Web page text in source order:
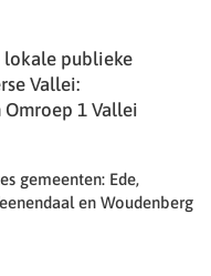
lokale publieke
Vallei:
Omroep 1 Vallei
gemeenten: Ede,
en Woudenberg